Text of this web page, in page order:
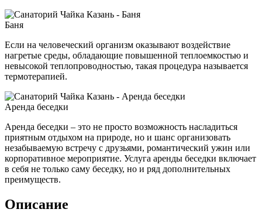
Баня
Если на человеческий организм оказывают воздействие
нагретые среды, обладающие повышенной теплоемкостью и
невысокой теплопроводностью, такая процедура называется
термотерапией.
Аренда беседки
Аренда беседки – это не просто возможность насладиться
приятным отдыхом на природе, но и шанс организовать
незабываемую встречу с друзьями, романтический ужин или
корпоративное мероприятие. Услуга аренды беседки включает
в себя не только саму беседку, но и ряд дополнительных
преимуществ.
Описание